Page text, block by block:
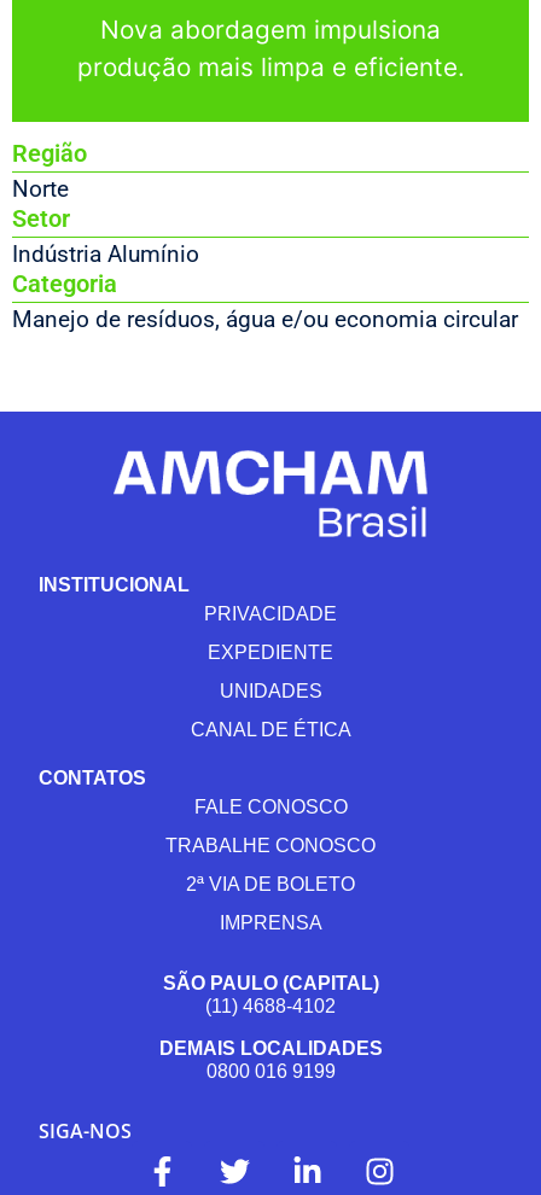
Nova abordagem impulsiona
produção mais limpa e eficiente.
Região
Norte
Setor
Indústria Alumínio
Categoria
Manejo de resíduos, água e/ou economia circular
INSTITUCIONAL
PRIVACIDADE
EXPEDIENTE
UNIDADES
CANAL DE ÉTICA
CONTATOS
FALE CONOSCO
TRABALHE CONOSCO
2ª VIA DE BOLETO
IMPRENSA
SÃO PAULO (CAPITAL)
(11) 4688-4102
DEMAIS LOCALIDADES
0800 016 9199
SIGA-NOS